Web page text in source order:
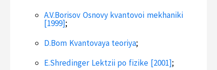
A.V.Borisov Osnovy kvantovoi mekhaniki
[1999];
D.Bom Kvantovaya teoriya;
E.Shredinger Lektzii po fizike [2001];